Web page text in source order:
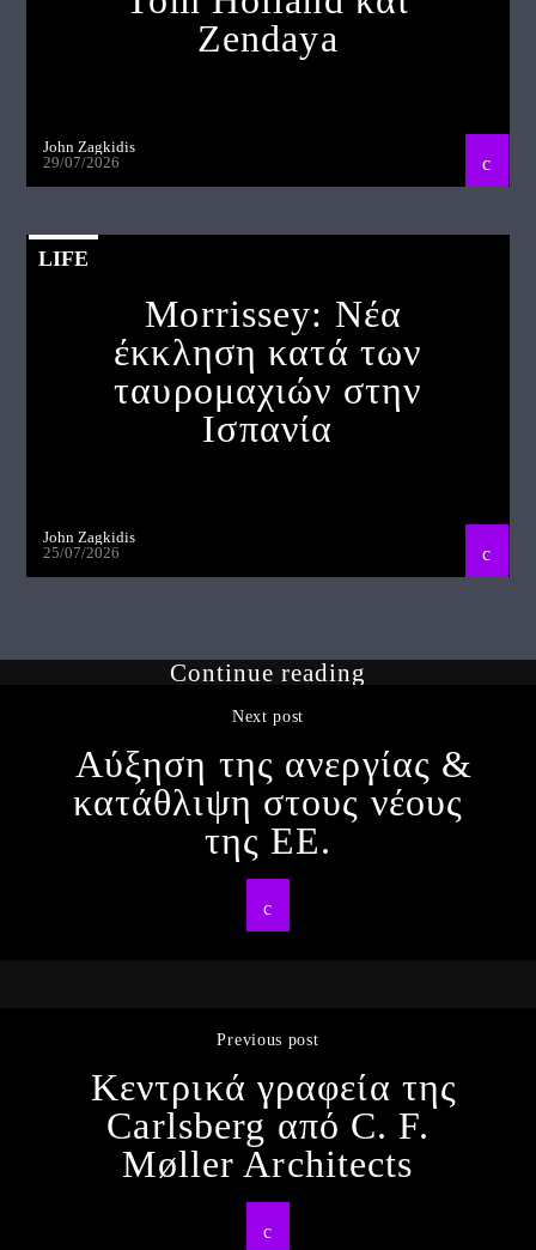
Zendaya
John Zagkidis
29/07/2026
LIFE
Morrissey: Νέα
έκκληση κατά των
ταυρομαχιών στην
Ισπανία
John Zagkidis
25/07/2026
Continue reading
Next post
Αύξηση της ανεργίας &
κατάθλιψη στους νέους
της ΕΕ.
Previous post
Κεντρικά γραφεία της
Carlsberg από C. F.
Møller Architects